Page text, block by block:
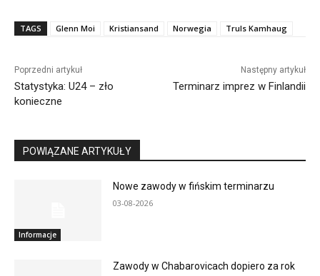
TAGS Glenn Moi Kristiansand Norwegia Truls Kamhaug
Poprzedni artykuł
Statystyka: U24 – zło
konieczne
Następny artykuł
Terminarz imprez w Finlandii
POWIĄZANE ARTYKUŁY
Informacje
Nowe zawody w fińskim terminarzu
03-08-2026
Zawody w Chabarovicach dopiero za rok